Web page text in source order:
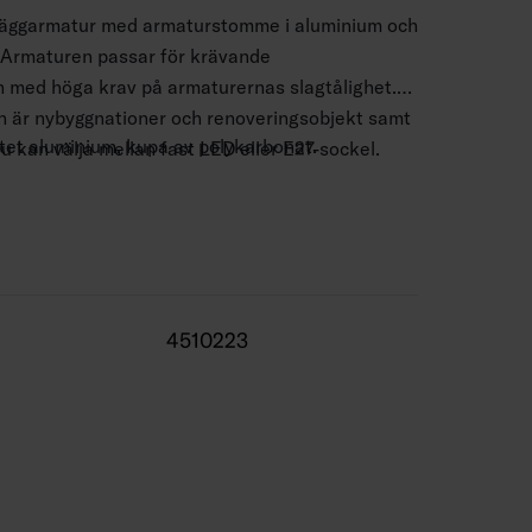
med armaturstomme i aluminium och
passar för krävande
med höga krav på armaturernas slagtålighet.
är nybyggnationer och renoveringsobjekt samt
kan välja mellan fast LED eller E27-sockel.
aluminium, kupa av polykarbonat.
CRI > 80 / Ra > 80.4510223